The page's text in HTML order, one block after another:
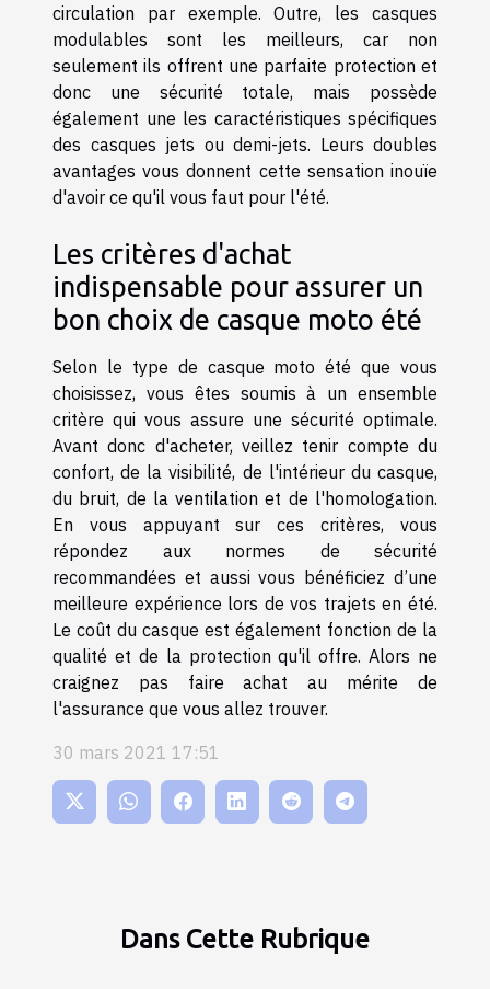
circulation par exemple. Outre, les casques
modulables sont les meilleurs, car non
seulement ils offrent une parfaite protection et
donc une sécurité totale, mais possède
également une les caractéristiques spécifiques
des casques jets ou demi-jets. Leurs doubles
avantages vous donnent cette sensation inouïe
d'avoir ce qu'il vous faut pour l'été.
Les critères d'achat
indispensable pour assurer un
bon choix de casque moto été
Selon le type de casque moto été que vous
choisissez, vous êtes soumis à un ensemble
critère qui vous assure une sécurité optimale.
Avant donc d'acheter, veillez tenir compte du
confort, de la visibilité, de l'intérieur du casque,
du bruit, de la ventilation et de l'homologation.
En vous appuyant sur ces critères, vous
répondez aux normes de sécurité
recommandées et aussi vous bénéficiez d’une
meilleure expérience lors de vos trajets en été.
Le coût du casque est également fonction de la
qualité et de la protection qu'il offre. Alors ne
craignez pas faire achat au mérite de
l'assurance que vous allez trouver.
30 mars 2021 17:51
Dans Cette Rubrique